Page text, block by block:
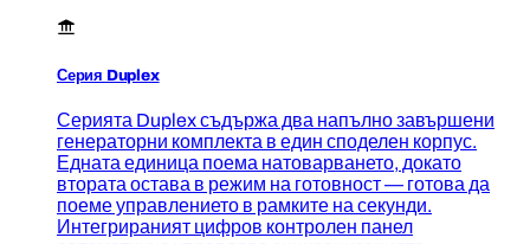
Серия Duplex
Серията Duplex съдържа два напълно завършени
генераторни комплекта в един споделен корпус.
Едната единица поема натоварването, докато
втората остава в режим на готовност — готова да
поеме управлението в рамките на секунди.
Интегрираният цифров контролен панел